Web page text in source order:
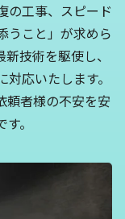
の工事、スピード
うこと」が求めら
技術を駆使し、
応いたします。
頼者様の不安を安
。